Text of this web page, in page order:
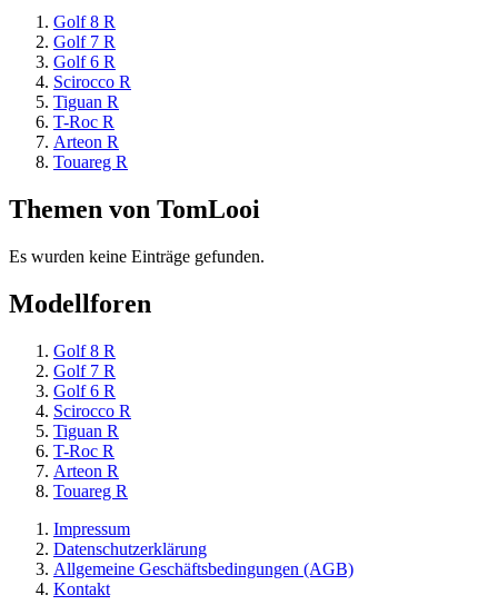
Golf 8 R
Golf 7 R
Golf 6 R
Scirocco R
Tiguan R
T-Roc R
Arteon R
Touareg R
Themen von TomLooi
Es wurden keine Einträge gefunden.
Modellforen
Golf 8 R
Golf 7 R
Golf 6 R
Scirocco R
Tiguan R
T-Roc R
Arteon R
Touareg R
Impressum
Datenschutzerklärung
Allgemeine Geschäftsbedingungen (AGB)
Kontakt